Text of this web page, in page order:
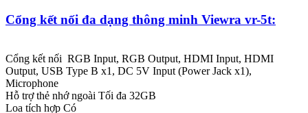
Cổng kết nối đa dạng thông minh Viewra vr-5t:
Cổng kết nối RGB Input, RGB Output, HDMI Input, HDMI
Output, USB Type B x1, DC 5V Input (Power Jack x1),
Microphone
Hỗ trợ thẻ nhớ ngoài Tối đa 32GB
Loa tích hợp Có